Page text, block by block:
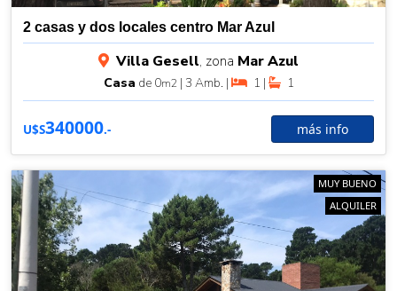
2 casas y dos locales centro Mar Azul
Villa Gesell, zona Mar Azul
Casa de 0m2 | 3 Amb. | 1 | 1
U$S340000.- más info
MUY BUENO
ALQUILER